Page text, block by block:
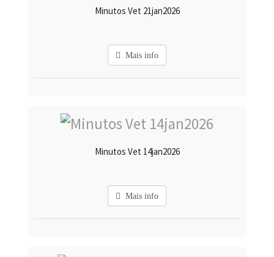
Minutos Vet 21jan2026
Mais info
Minutos Vet 14jan2026
Mais info